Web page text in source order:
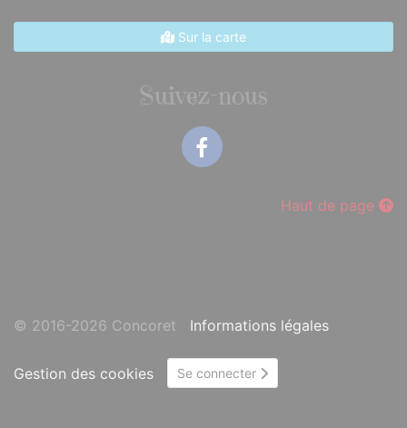
Sur la carte
Suivez-nous
Haut de page
© 2016-2026 Concoret Informations légales
Gestion des cookies Se connecter